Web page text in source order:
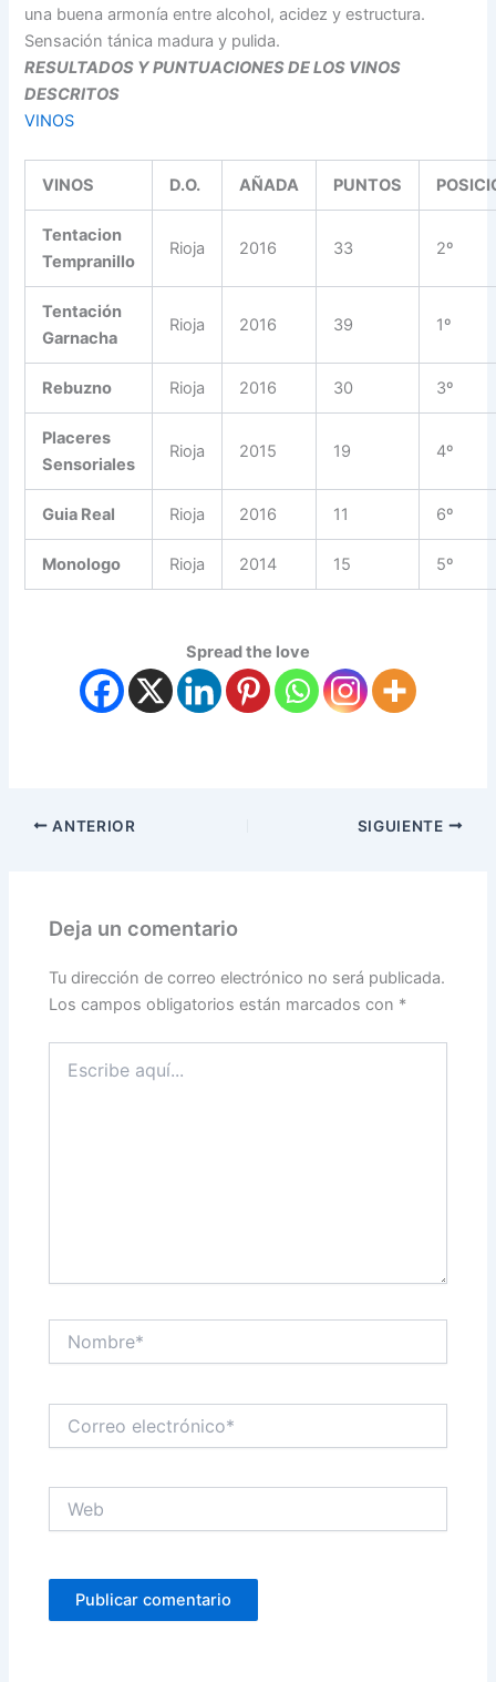
una buena armonía entre alcohol, acidez y estructura.
Sensación tánica madura y pulida.
RESULTADOS Y PUNTUACIONES DE LOS VINOS
DESCRITOS
VINOS
VINOS D.O. AÑADA PUNTOS
Tentacion
Tempranillo
Rioja 2016 33 2º
Tentación
Garnacha
Rioja 2016 39 1º
Rebuzno Rioja 2016 30 3º
Placeres
Sensoriales
Rioja 2015 19 4º
Guia Real Rioja 2016 11 6º
Monologo Rioja 2014 15 5º
Spread the love
ANTERIOR SIGUIENTE
Deja un comentario
Tu dirección de correo electrónico no será publicada.
Los campos obligatorios están marcados con *
aquí...
electrónico*